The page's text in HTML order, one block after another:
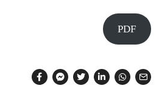
PDF